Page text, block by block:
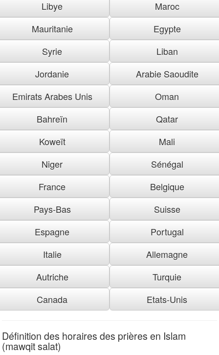
Libye
Maroc
Mauritanie
Egypte
Syrie
Liban
Jordanie
Arabie Saoudite
Emirats Arabes Unis
Oman
Bahreïn
Qatar
Koweït
Mali
Niger
Sénégal
France
Belgique
Pays-Bas
Suisse
Espagne
Portugal
Italie
Allemagne
Autriche
Turquie
Canada
Etats-Unis
Définition des horaires des prières en Islam
(mawqit salat)